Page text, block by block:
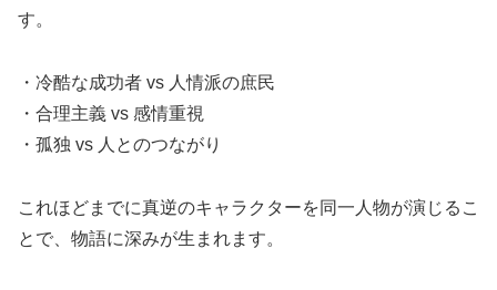
す。
・冷酷な成功者 vs 人情派の庶民
・合理主義 vs 感情重視
・孤独 vs 人とのつながり
これほどまでに真逆のキャラクターを同一人物が演じるこ
とで、物語に深みが生まれます。